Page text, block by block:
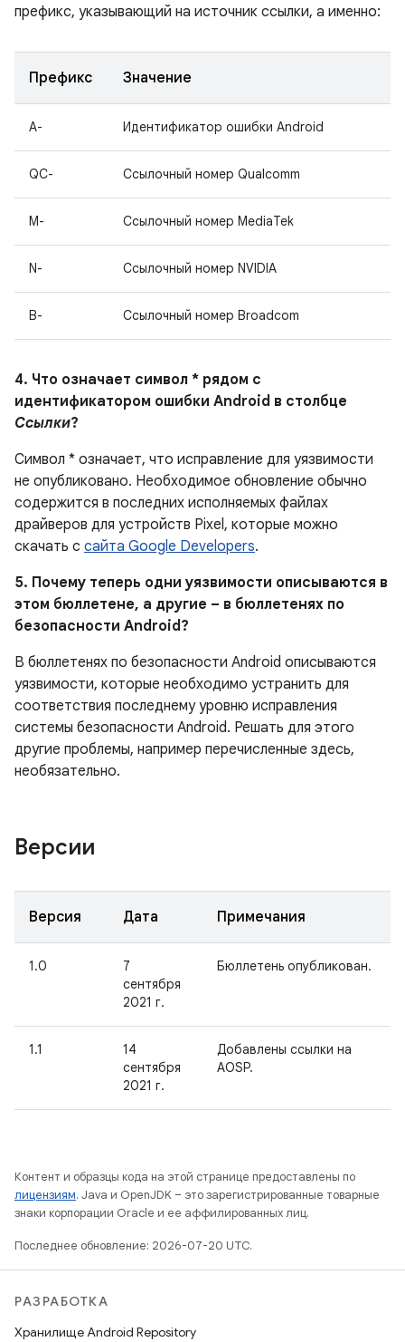
префикс, указывающий на источник ссылки, а именно:
Префикс Значение
A- Идентификатор ошибки Android
QC- Ссылочный номер Qualcomm
M- Ссылочный номер MediaTek
N- Ссылочный номер NVIDIA
B- Ссылочный номер Broadcom
4. Что означает символ * рядом с
идентификатором ошибки Android в столбце
Ссылки?
Символ * означает, что исправление для уязвимости
не опубликовано. Необходимое обновление обычно
содержится в последних исполняемых файлах
драйверов для устройств Pixel, которые можно
скачать с сайта Google Developers.
5. Почему теперь одни уязвимости описываются в
этом бюллетене, а другие – в бюллетенях по
безопасности Android?
В бюллетенях по безопасности Android описываются
уязвимости, которые необходимо устранить для
соответствия последнему уровню исправления
системы безопасности Android. Решать для этого
другие проблемы, например перечисленные здесь,
необязательно.
Версии
Версия Дата Примечания
1.0
7
сентября
2021 г.
Бюллетень опубликован.
1.1
14
сентября
2021 г.
Добавлены ссылки на
AOSP.
Контент и образцы кода на этой странице предоставлены по
лицензиям. Java и OpenJDK – это зарегистрированные товарные
знаки корпорации Oracle и ее аффилированных лиц.
Последнее обновление: 2026-07-20 UTC.
РАЗРАБОТКА
Хранилище Android Repository